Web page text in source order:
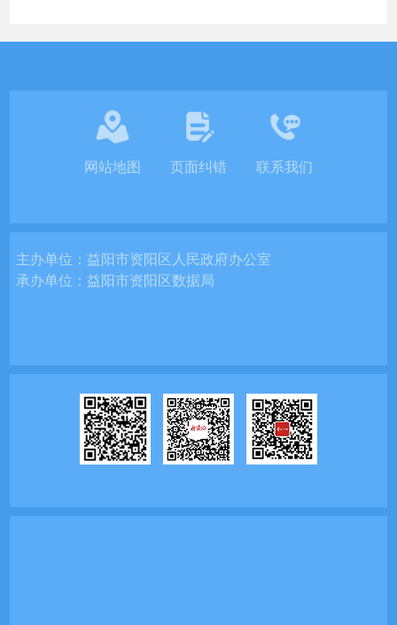
网站地图 页面纠错 联系我们
主办单位：益阳市资阳区人民政府办公室
承办单位：益阳市资阳区数据局